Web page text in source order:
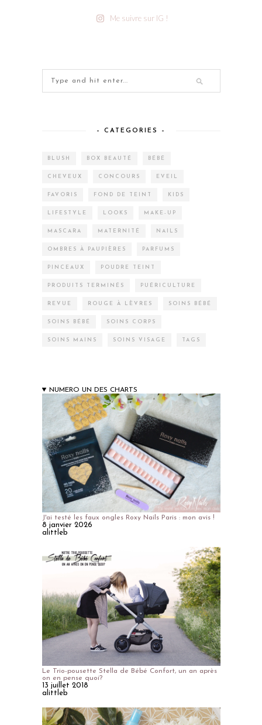
Me suivre sur IG !
– CATEGORIES –
BLUSH BOX BEAUTÉ BÉBÉ
CHEVEUX CONCOURS EVEIL
FAVORIS FOND DE TEINT KIDS
LIFESTYLE LOOKS MAKE-UP
MASCARA MATERNITÉ NAILS
OMBRES À PAUPIÈRES PARFUMS
PINCEAUX POUDRE TEINT
PRODUITS TERMINÉS PUÉRICULTURE
REVUE ROUGE À LÈVRES SOINS BÉBÉ
SOINS BÉBÉ SOINS CORPS
SOINS MAINS SOINS VISAGE TAGS
NUMERO UN DES CHARTS
J'ai testé les faux ongles Roxy Nails Paris : mon avis !
8 janvier 2026
alittleb
Le Trio-pousette Stella de Bébé Confort, un an après
on en pense quoi?
13 juillet 2018
alittleb